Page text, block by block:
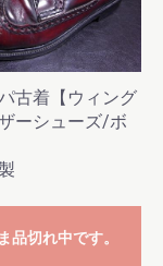
古着【ウィング
ーシューズ/ボ
品切れ中です。